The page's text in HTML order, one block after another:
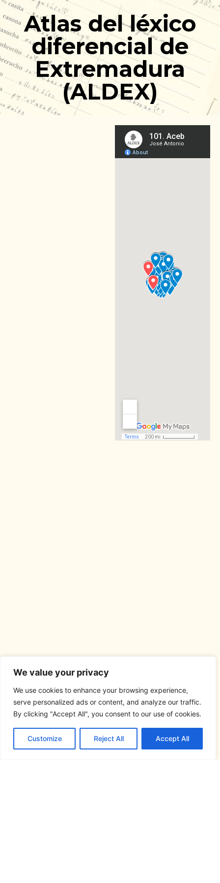
We value your privacy
We use cookies to enhance your browsing experience,
serve personalized ads or content, and analyze our traffic.
By clicking "Accept All", you consent to our use of cookies.
Customize Reject All Accept All
Ir
al
contenidoAtlas del léxico
diferencial de
Extremadura
(ALDEX)